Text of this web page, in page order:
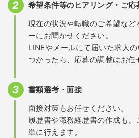
希望条件等のヒアリング・ご応
現在の状況や転職のご希望な
ーにお聞かせください。
LINEやメールにて届いた求人
つかったら、応募の調整はお任
書類選考・面接
面接対策もお任せください。
履歴書や職務経歴書の作成も、
単に行えます。